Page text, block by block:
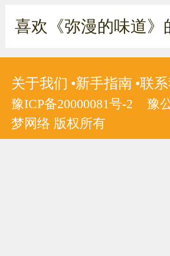
喜欢《弥漫的味道》
关于我们 新手指南 联
豫ICP备20000081号-2
豫
梦网络 版权所有